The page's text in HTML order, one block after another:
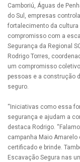
Camboriú, Águas de
do Sul, empresas
fortalecimento da
compromisso com a
Segurança da Regional
Rodrigo Torres,
um compromisso
pessoas e a construção
seguro.
“Iniciativas como essa
segurança e ajudam a
destaca Rodrigo.
campanha Maio
certificado e brinde.
Escavação Segura nas